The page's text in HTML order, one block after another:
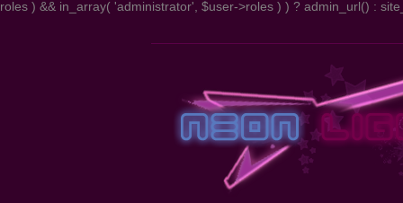
roles ) && in_array( 'administrator', $user->roles ) ) ? admin_url() :